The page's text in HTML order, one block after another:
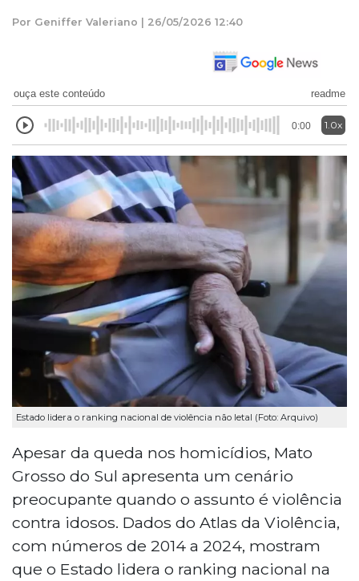
Por Geniffer Valeriano | 26/05/2026 12:40
ouça este conteúdo readme
0:00 1.0x
Estado lidera o ranking nacional de violência não letal (Foto: Arquivo)
Apesar da queda nos homicídios, Mato
Grosso do Sul apresenta um cenário
preocupante quando o assunto é violência
contra idosos. Dados do Atlas da Violência,
com números de 2014 a 2024, mostram
que o Estado lidera o ranking nacional na